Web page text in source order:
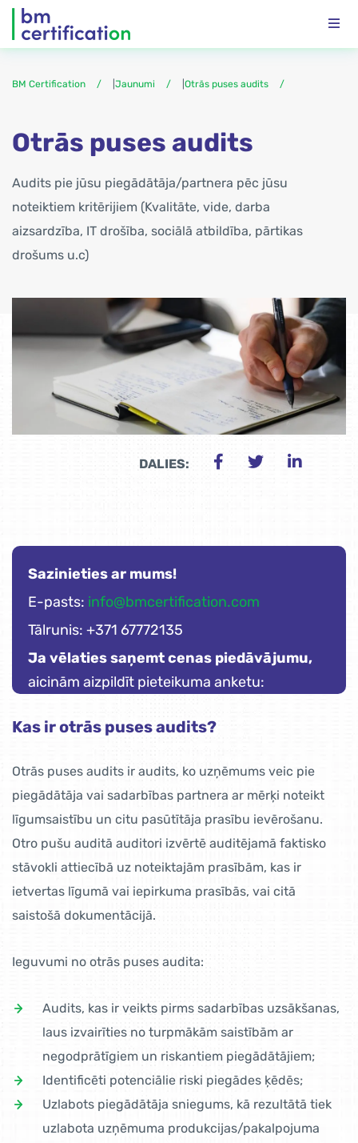
BM Certification Jaunumi Otrās puses audits
Otrās puses audits
Audits pie jūsu piegādātāja/partnera pēc jūsu
noteiktiem kritērijiem (Kvalitāte, vide, darba
aizsardzība, IT drošība, sociālā atbildība, pārtikas
drošums u.c)
DALIES:
Sazinieties ar mums!
E-pasts: info@bmcertification.com
Tālrunis: +371 67772135
Ja vēlaties saņemt cenas piedāvājumu,
aicinām aizpildīt pieteikuma anketu:
Kas ir otrās puses audits?
Otrās puses audits ir audits, ko uzņēmums veic pie
piegādātāja vai sadarbības partnera ar mērķi noteikt
līgumsaistību un citu pasūtītāja prasību ievērošanu.
Otro pušu auditā auditori izvērtē auditējamā faktisko
stāvokli attiecībā uz noteiktajām prasībām, kas ir
ietvertas līgumā vai iepirkuma prasībās, vai citā
saistošā dokumentācijā.
Ieguvumi no otrās puses audita:
Audits, kas ir veikts pirms sadarbības uzsākšanas,
laus izvairīties no turpmākām saistībām ar
negodprātīgiem un riskantiem piegādātājiem;
Identificēti potenciālie riski piegādes ķēdēs;
Uzlabots piegādātāja sniegums, kā rezultātā tiek
uzlabota uzņēmuma produkcijas/pakalpojuma